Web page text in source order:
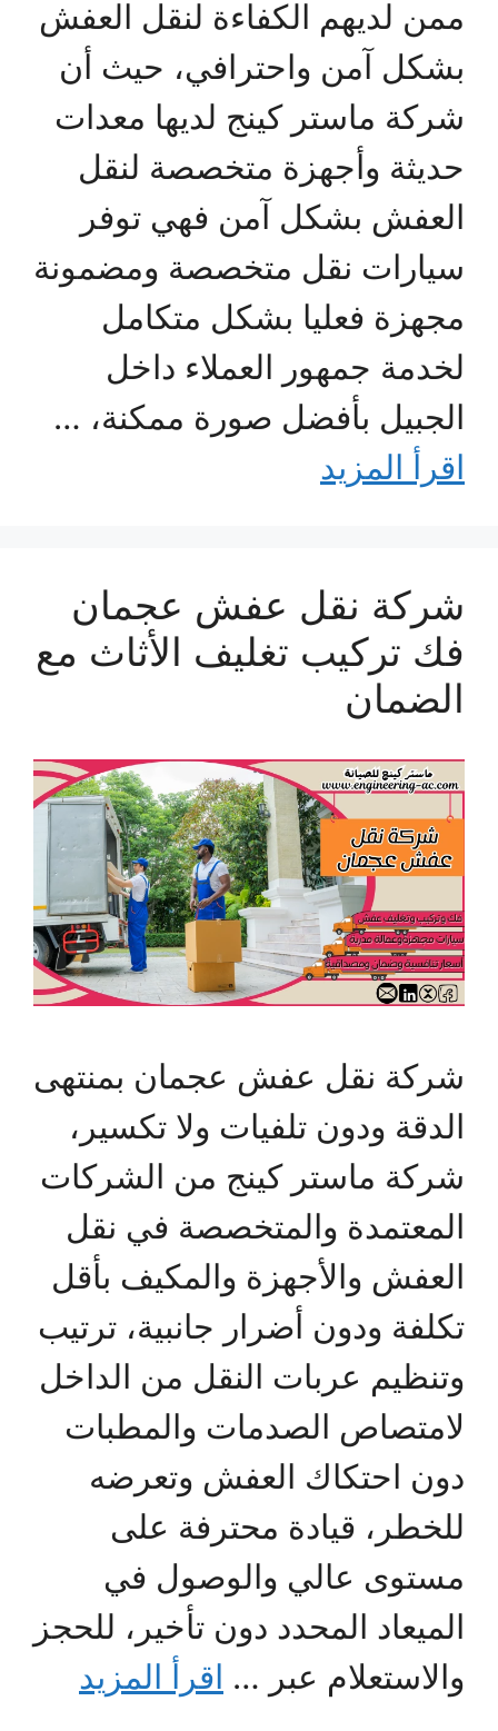
ممن لديهم الكفاءة لنقل العفش
بشكل آمن واحترافي، حيث أن
شركة ماستر كينج لديها معدات
حديثة وأجهزة متخصصة لنقل
العفش بشكل آمن فهي توفر
سيارات نقل متخصصة ومضمونة
مجهزة فعليا بشكل متكامل
لخدمة جمهور العملاء داخل
الجبيل بأفضل صورة ممكنة، …
اقرأ المزيد
شركة نقل عفش عجمان
فك تركيب تغليف الأثاث مع
الضمان
شركة نقل عفش عجمان بمنتهى
الدقة ودون تلفيات ولا تكسير،
شركة ماستر كينج من الشركات
المعتمدة والمتخصصة في نقل
العفش والأجهزة والمكيف بأقل
تكلفة ودون أضرار جانبية، ترتيب
وتنظيم عربات النقل من الداخل
لامتصاص الصدمات والمطبات
دون احتكاك العفش وتعرضه
للخطر، قيادة محترفة على
مستوى عالي والوصول في
الميعاد المحدد دون تأخير، للحجز
والاستعلام عبر … اقرأ المزيد